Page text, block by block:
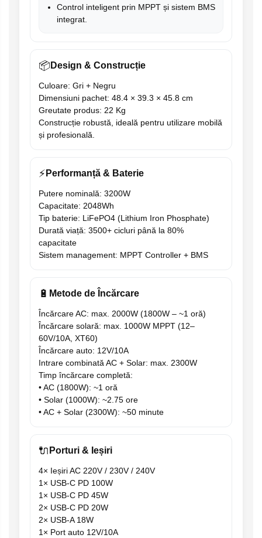
Control inteligent prin MPPT și sistem BMS
integrat.
📦 Design & Construcție
Culoare: Gri + Negru
Dimensiuni pachet: 48.4 × 39.3 × 45.8 cm
Greutate produs: 22 Kg
Construcție robustă, ideală pentru utilizare mobilă
și profesională.
⚡ Performanță & Baterie
Putere nominală: 3200W
Capacitate: 2048Wh
Tip baterie: LiFePO4 (Lithium Iron Phosphate)
Durată viață: 3500+ cicluri până la 80%
capacitate
Sistem management: MPPT Controller + BMS
🔋 Metode de Încărcare
Încărcare AC: max. 2000W (1800W – ~1 oră)
Încărcare solară: max. 1000W MPPT (12–
60V/10A, XT60)
Încărcare auto: 12V/10A
Intrare combinată AC + Solar: max. 2300W
Timp încărcare completă:
• AC (1800W): ~1 oră
• Solar (1000W): ~2.75 ore
• AC + Solar (2300W): ~50 minute
🔌 Porturi & Ieșiri
4× Ieșiri AC 220V / 230V / 240V
1× USB-C PD 100W
1× USB-C PD 45W
2× USB-C PD 20W
2× USB-A 18W
1× Port auto 12V/10A